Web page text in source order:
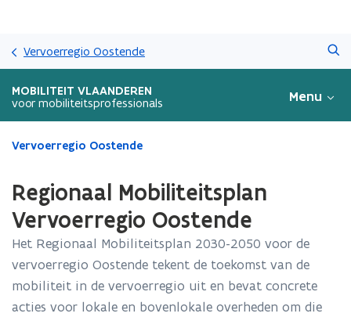
Vervoerregio Oostende
MOBILITEIT VLAANDEREN
voor mobiliteitsprofessionals Menu
Gedaan
bevindt
zich
op:
Regionaal
Mobiliteitsplan
Vervoerregio
Oostende
Vervoerregio Oostende
Regionaal Mobiliteitsplan
Vervoerregio Oostende
Het Regionaal Mobiliteitsplan 2030-2050 voor de
vervoerregio Oostende tekent de toekomst van de
mobiliteit in de vervoerregio uit en bevat concrete
acties voor lokale en bovenlokale overheden om die